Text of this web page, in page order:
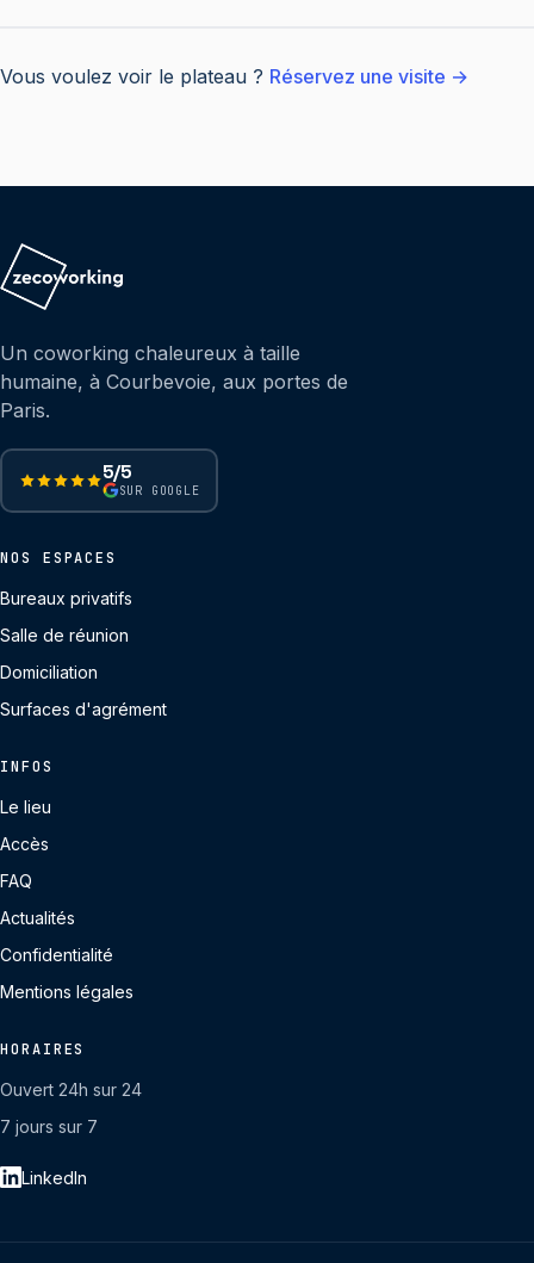
Vous voulez voir le plateau ? Réservez une visite →
Un coworking chaleureux à taille
humaine, à Courbevoie, aux portes de
Paris.
5/5
SUR GOOGLE
NOS ESPACES
Bureaux privatifs
Salle de réunion
Domiciliation
Surfaces d'agrément
INFOS
Le lieu
Accès
FAQ
Actualités
Confidentialité
Mentions légales
HORAIRES
Ouvert 24h sur 24
7 jours sur 7
LinkedIn